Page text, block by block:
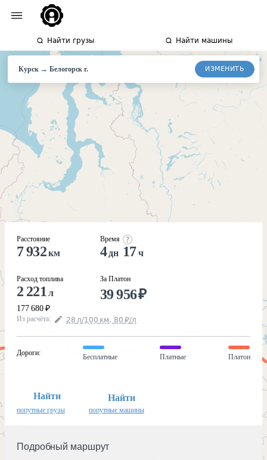
Найти грузы Найти машины
Курск→Белогорскг. ИЗМЕНИТЬ
Расстояние
7 932км
Расход топлива
2 221 л
177 680 ₽
Время
4 дн 17ч
За Платон
39 956₽
Из расчёта: 28 л/100 км, 80 ₽/л
Дороги:
Бесплатные Платные Платон
Найти
попутные грузы
Найти
попутные машины
Подробный маршрут